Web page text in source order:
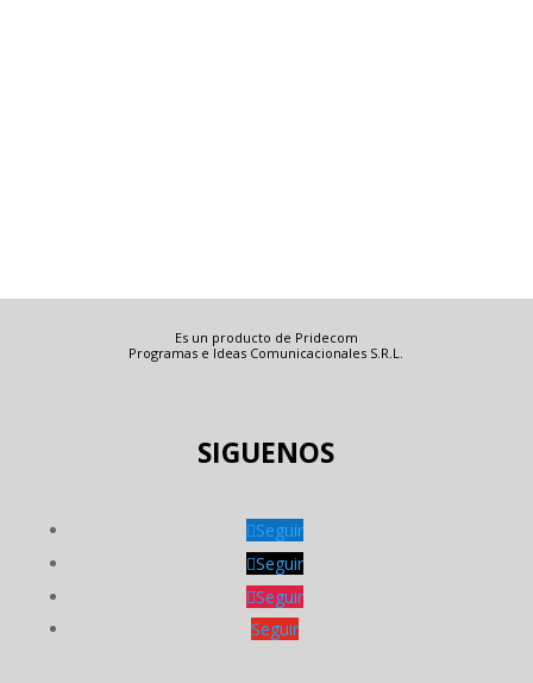
Es un producto de Pridecom
Programas e Ideas Comunicacionales S.R.L.
SIGUENOS
Seguir
Seguir
Seguir
Seguir